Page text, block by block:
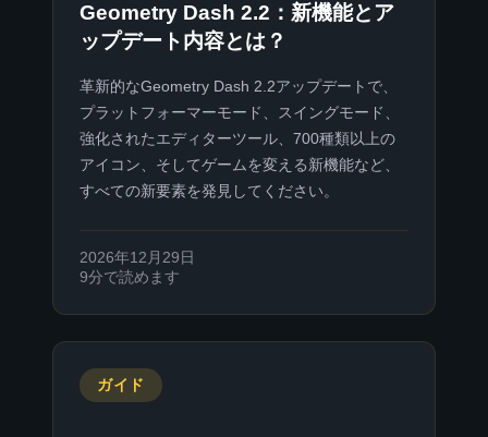
Geometry Dash 2.2：新機能とア
ップデート内容とは？
革新的なGeometry Dash 2.2アップデートで、
プラットフォーマーモード、スイングモード、
強化されたエディターツール、700種類以上の
アイコン、そしてゲームを変える新機能など、
すべての新要素を発見してください。
2026年12月29日
9分で読めます
ガイド